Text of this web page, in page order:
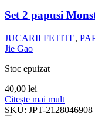
Set 2 papusi
JUCARII FETITE,
Jie Gao
Stoc epuizat
40,00 lei
Citește mai mult
SKU: JPT-2128046908